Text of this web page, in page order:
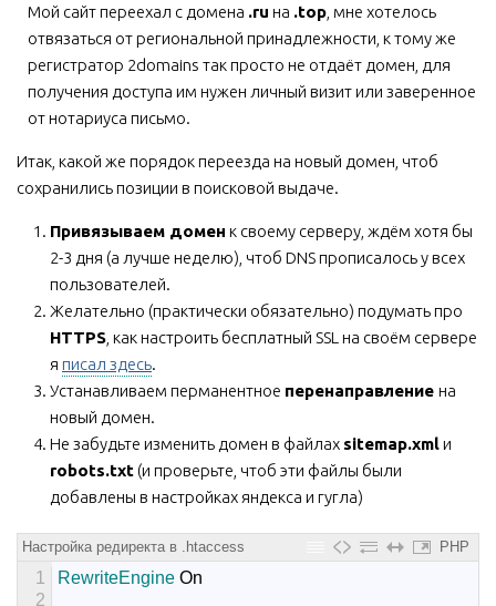
Мой сайт переехал с домена .ru на .top , мне хотелось
отвязаться от региональной принадлежности, к тому же
регистратор 2domains так просто не отдаёт домен, для
получения доступа им нужен личный визит или заверенное
от нотариуса письмо.
Итак, какой же порядок переезда на новый домен, чтоб
сохранились позиции в поисковой выдаче.
Привязываем домен к своему серверу, ждём хотя бы
2-3 дня (а лучше неделю), чтоб DNS прописалось у всех
пользователей.
Желательно (практически обязательно) подумать про
HTTPS , как настроить бесплатный SSL на своём сервере
я писал здесь.
Устанавливаем перманентное перенаправление на
новый домен.
Не забудьте изменить домен в файлах sitemap.xmlи
robots.txt (и проверьте, чтоб эти файлы были
добавлены в настройках яндекса и гугла)
Настройка редиректа в .htaccess PHP
1
2
RewriteEngine On